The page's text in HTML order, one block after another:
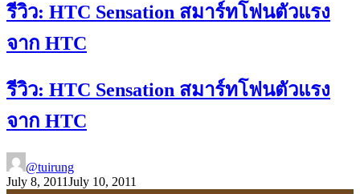
รีวิว: HTC Sensation สมาร์ทโฟนตัวแรง
จาก HTC
รีวิว: HTC Sensation สมาร์ทโฟนตัวแรง
จาก HTC
@tuirung
July 8, 2011July 10, 2011